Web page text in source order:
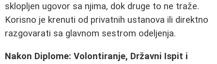
sklopljen ugovor sa njima, dok druge to ne traže.
Korisno je krenuti od privatnih ustanova ili direktno
razgovarati sa glavnom sestrom odeljenja.
Nakon Diplome: Volontiranje, Državni Ispit i